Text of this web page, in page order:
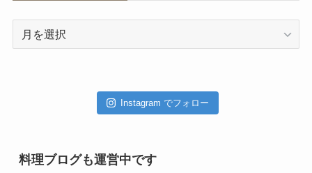
Instagram でフォロー
料理ブログも運営中です